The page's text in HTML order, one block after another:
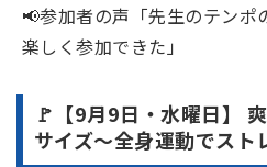
📢参加者の声「先生のテンポ
楽しく参加できた」
🚩【9月9日・水曜日】
サイズ～全身運動でスト